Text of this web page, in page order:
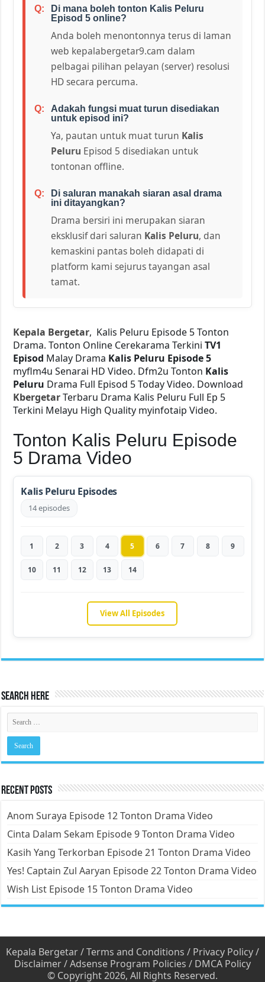
Di mana boleh tonton Kalis Peluru
Episod 5 online?
Anda boleh menontonnya terus di laman
web kepalabergetar9.cam dalam
pelbagai pilihan pelayan (server) resolusi
HD secara percuma.
Adakah fungsi muat turun disediakan
untuk episod ini?
Ya, pautan untuk muat turun Kalis
Peluru Episod 5 disediakan untuk
tontonan offline.
Di saluran manakah siaran asal drama
ini ditayangkan?
Drama bersiri ini merupakan siaran
eksklusif dari saluran Kalis Peluru, dan
kemaskini pantas boleh didapati di
platform kami sejurus tayangan asal
tamat.
Kepala Bergetar, Kalis Peluru Episode 5 Tonton
Drama. Tonton Online Cerekarama TerkiniTV1
Episod Malay Drama Kalis Peluru Episode 5
myflm4u Senarai HD Video. Dfm2u Tonton Kalis
Peluru Drama Full Episod 5 Today Video. Download
KbergetarTerbaru Drama Kalis Peluru Full Ep 5
Terkini Melayu High Quality myinfotaip Video.
Tonton Kalis Peluru Episode
5 Drama Video
Kalis Peluru Episodes
14 episodes
1 2 3 4 5 6 7 8 9
10 11 12 13 14
View All Episodes
Search Here
Recent Posts
Anom Suraya Episode 12 Tonton Drama Video
Cinta Dalam Sekam Episode 9 Tonton Drama Video
Kasih Yang Terkorban Episode 21 Tonton Drama Video
Yes! Captain Zul Aaryan Episode 22 Tonton Drama Video
Wish List Episode 15 Tonton Drama Video
Kepala Bergetar/Terms and Conditions / Privacy Policy/
Disclaimer/Adsense Program Policies / DMCA Policy
© Copyright 2026, All Rights Reserved.